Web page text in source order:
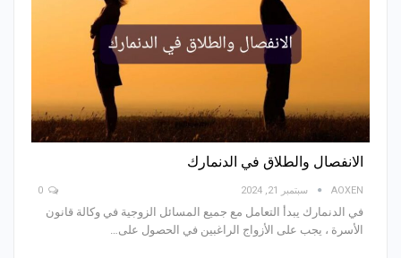
الانفصال والطلاق في الدنمارك
AOXEN سبتمبر 21, 2024
في الدنمارك يبدأ التعامل مع جميع المسائل الزوجية في وكالة قانون
الأسرة ، يجب على الأزواج الراغبين في الحصول على